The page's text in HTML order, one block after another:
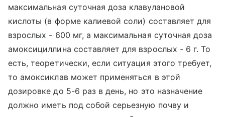
максимальная суточная доза клавулановой
кислоты (в форме калиевой соли) составляет для
взрослых - 600 мг, а максимальная суточная доза
амоксициллина составляет для взрослых - 6 г. То
есть, теоретически, если ситуация этого требует,
то амоксиклав может применяться в этой
дозировке до 5-6 раз в день, но это назначение
должно иметь под собой серьезную почву и